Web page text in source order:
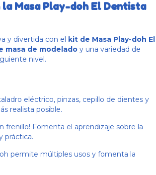
Masa Play-doh El Dentista
y divertida con el kit de Masa Play-doh El
masa de modelado y una variedad de
nivel.
eléctrico, pinzas, cepillo de dientes y
realista posible.
frenillo! Fomenta el aprendizaje sobre la
práctica.
permite múltiples usos y fomenta la